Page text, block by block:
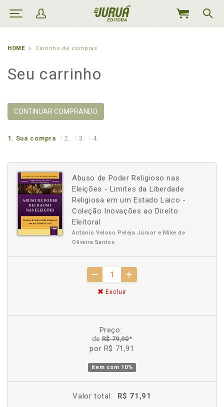
MEU
HOME Carrinho de compras
Seu carrinho
CONTINUAR COMPRANDO
1. Sua compra 2. 3. 4.
Abuso de Poder Religioso nas
Eleições - Limites da Liberdade
Religiosa em um Estado Laico -
Coleção Inovações ao Direito
Eleitoral
Antônio Veloso Peleja Júnior e Mike de
Oliveira Santos
Excluir
Preço:
deR$ 79,90*
por R$ 71,91
item com 10%
Valor total: R$ 71,91